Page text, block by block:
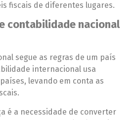
fiscais de diferentes lugares.
contabilidade nacional
segue as regras de um país
internacional usa
levando em conta as
é a necessidade de converter